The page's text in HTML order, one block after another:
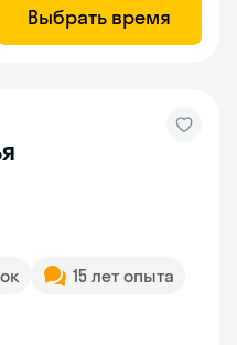
Выбрать время
15 лет опыта